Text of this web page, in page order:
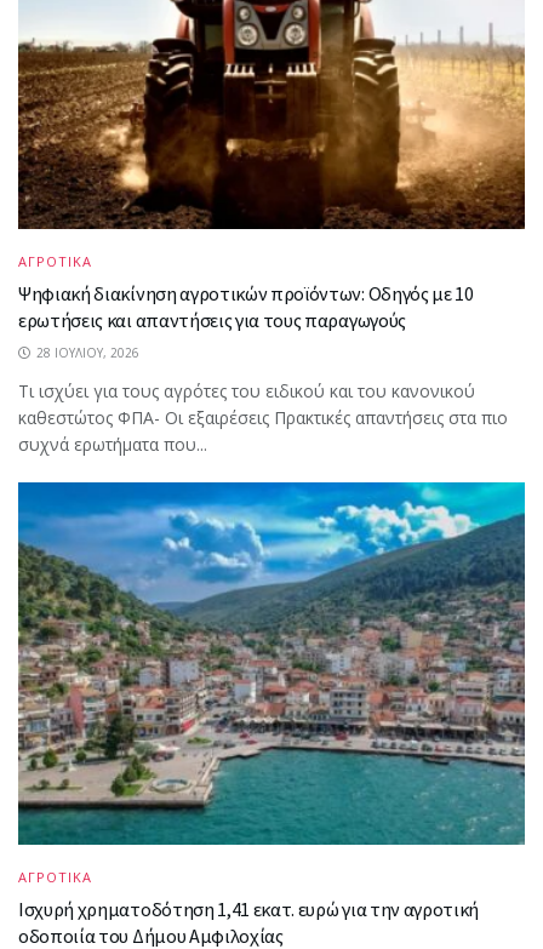
ΑΓΡΟΤΙΚΑ
Ψηφιακή διακίνηση αγροτικών προϊόντων: Οδηγός με 10
ερωτήσεις και απαντήσεις για τους παραγωγούς
28 ΙΟΥΛΊΟΥ, 2026
Τι ισχύει για τους αγρότες του ειδικού και του κανονικού
καθεστώτος ΦΠΑ- Οι εξαιρέσεις Πρακτικές απαντήσεις στα πιο
συχνά ερωτήματα που...
ΑΓΡΟΤΙΚΑ
Ισχυρή χρηματοδότηση 1,41 εκατ. ευρώ για την αγροτική
οδοποιία του Δήμου Αμφιλοχίας